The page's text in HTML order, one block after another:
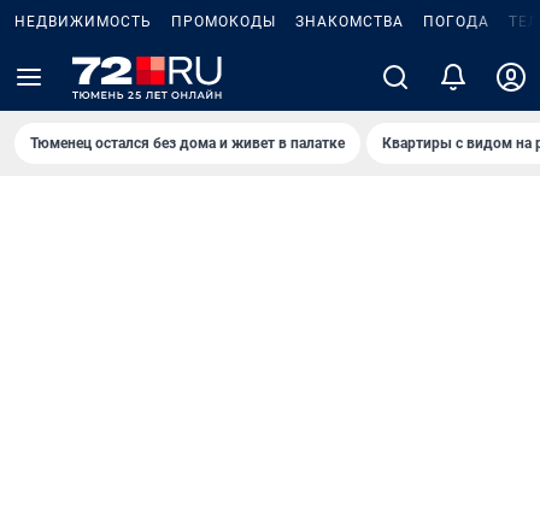
НЕДВИЖИМОСТЬ ПРОМОКОДЫ ЗНАКОМСТВА ПОГОДА
Тюменец остался без дома и живет в палатке Квартиры с видом на